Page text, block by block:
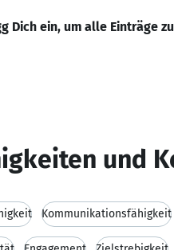
Dich ein, um alle Einträge
und
Kommunikationsfähigkeit